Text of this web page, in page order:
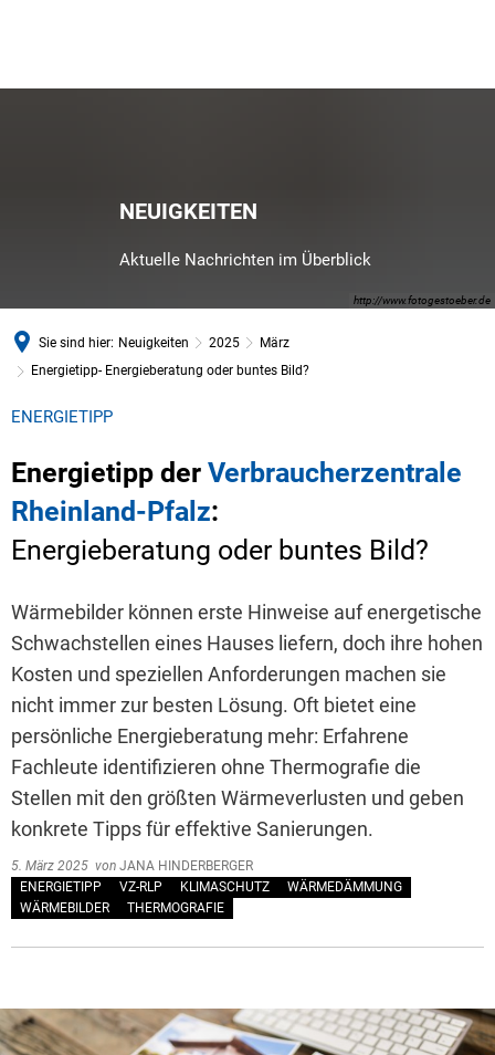
http://www.fotogestoeber.de
NEUIGKEITEN
Aktuelle Nachrichten im Überblick
Sie sind hier: Neuigkeiten 2025
März
Energietipp- Energieberatung oder buntes Bild?
ENERGIETIPP
Energietipp der Verbraucherzentrale
Rheinland-Pfalz:
Energieberatung oder buntes Bild?
Wärmebilder können erste Hinweise auf energetische
Schwachstellen eines Hauses liefern, doch ihre hohen
Kosten und speziellen Anforderungen machen sie
nicht immer zur besten Lösung. Oft bietet eine
persönliche Energieberatung mehr: Erfahrene
Fachleute identifizieren ohne Thermografie die
Stellen mit den größten Wärmeverlusten und geben
konkrete Tipps für effektive Sanierungen.
5. März 2025 von JANA HINDERBERGER
ENERGIETIPP
VZ-RLP KLIMASCHUTZ
WÄRMEDÄMMUNG
WÄRMEBILDER
THERMOGRAFIE